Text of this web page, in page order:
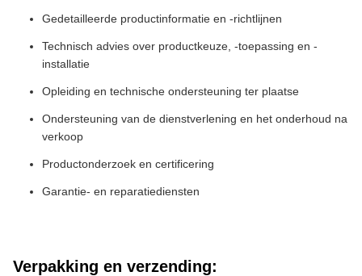
Gedetailleerde productinformatie en -richtlijnen
Technisch advies over productkeuze, -toepassing en -
installatie
Opleiding en technische ondersteuning ter plaatse
Ondersteuning van de dienstverlening en het onderhoud na
verkoop
Productonderzoek en certificering
Garantie- en reparatiediensten
Verpakking en verzending: